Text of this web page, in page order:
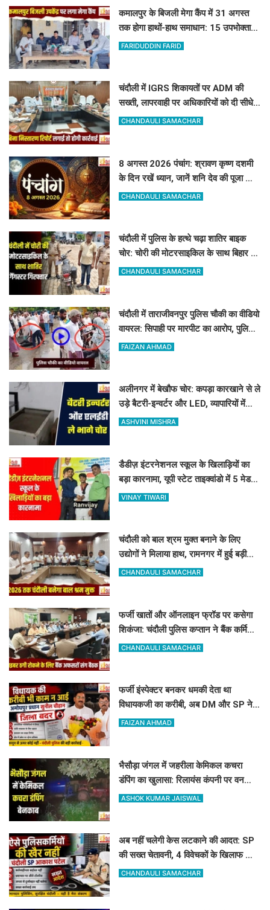
कमालपुर के बिजली मेगा कैंप में 31 अगस्त
तक होगा हाथों-हाथ समाधान: 15 उपभोक्ताओं
के बिल सुधरे, डेढ़ लाख की वसूली
FARIDUDDIN FARID
चंदौली में IGRS शिकायतों पर ADM की
सख्ती, लापरवाही पर अधिकारियों को दी सीधे
कार्रवाई की चेतावनी
CHANDAULI SAMACHAR
8 अगस्त 2026 पंचांग: श्रावण कृष्ण दशमी
के दिन रखें ध्यान, जानें शनि देव की पूजा का
शुभ मुहूर्त और राहुकाल
CHANDAULI SAMACHAR
चंदौली में पुलिस के हत्थे चढ़ा शातिर बाइक
चोर: चोरी की मोटरसाइकिल के साथ बिहार का
गैंगस्टर गिरफ्तार
CHANDAULI SAMACHAR
चंदौली में ताराजीवनपुर पुलिस चौकी का वीडियो
वायरल: सिपाही पर मारपीट का आरोप, पुलिस
ने बताया निराधार
FAIZAN AHMAD
अलीनगर में बेखौफ चोर: कपड़ा कारखाने से ले
उड़े बैटरी-इन्वर्टर और LED, व्यापारियों में
फैला भारी गुस्सा
ASHVINI MISHRA
डैडीज़ इंटरनेशनल स्कूल के खिलाड़ियों का
बड़ा कारनामा, यूपी स्टेट ताइक्वांडो में 5 मेडल्स
पर जमाया कब्जा
VINAY TIWARI
चंदौली को बाल श्रम मुक्त बनाने के लिए
उद्योगों ने मिलाया हाथ, रामनगर में हुई बड़ी
बैठक, बाल श्रम पर सख्त हुआ प्रशासन
CHANDAULI SAMACHAR
फर्जी खातों और ऑनलाइन फ्रॉड पर कसेगा
शिकंजा: चंदौली पुलिस कप्तान ने बैंक कर्मियों
को दिए खास सुरक्षा टिप्स
CHANDAULI SAMACHAR
फर्जी इंस्पेक्टर बनकर धमकी देता था
विधायकजी का करीबी, अब DM और SP ने
अमोघपुर प्रधान को जिले से बाहर खदेड़ा
FAIZAN AHMAD
भैसौड़ा जंगल में जहरीला केमिकल कचरा
डंपिंग का खुलासा: रिलायंस कंपनी पर वन
विभाग का बड़ा एक्शन
ASHOK KUMAR JAISWAL
अब नहीं चलेगी केस लटकाने की आदत: SP
की सख्त चेतावनी, 4 विवेचकों के खिलाफ जांच
शुरू, 60-90 दिन पुराने मामलों का तुरंत करें
CHANDAULI SAMACHAR